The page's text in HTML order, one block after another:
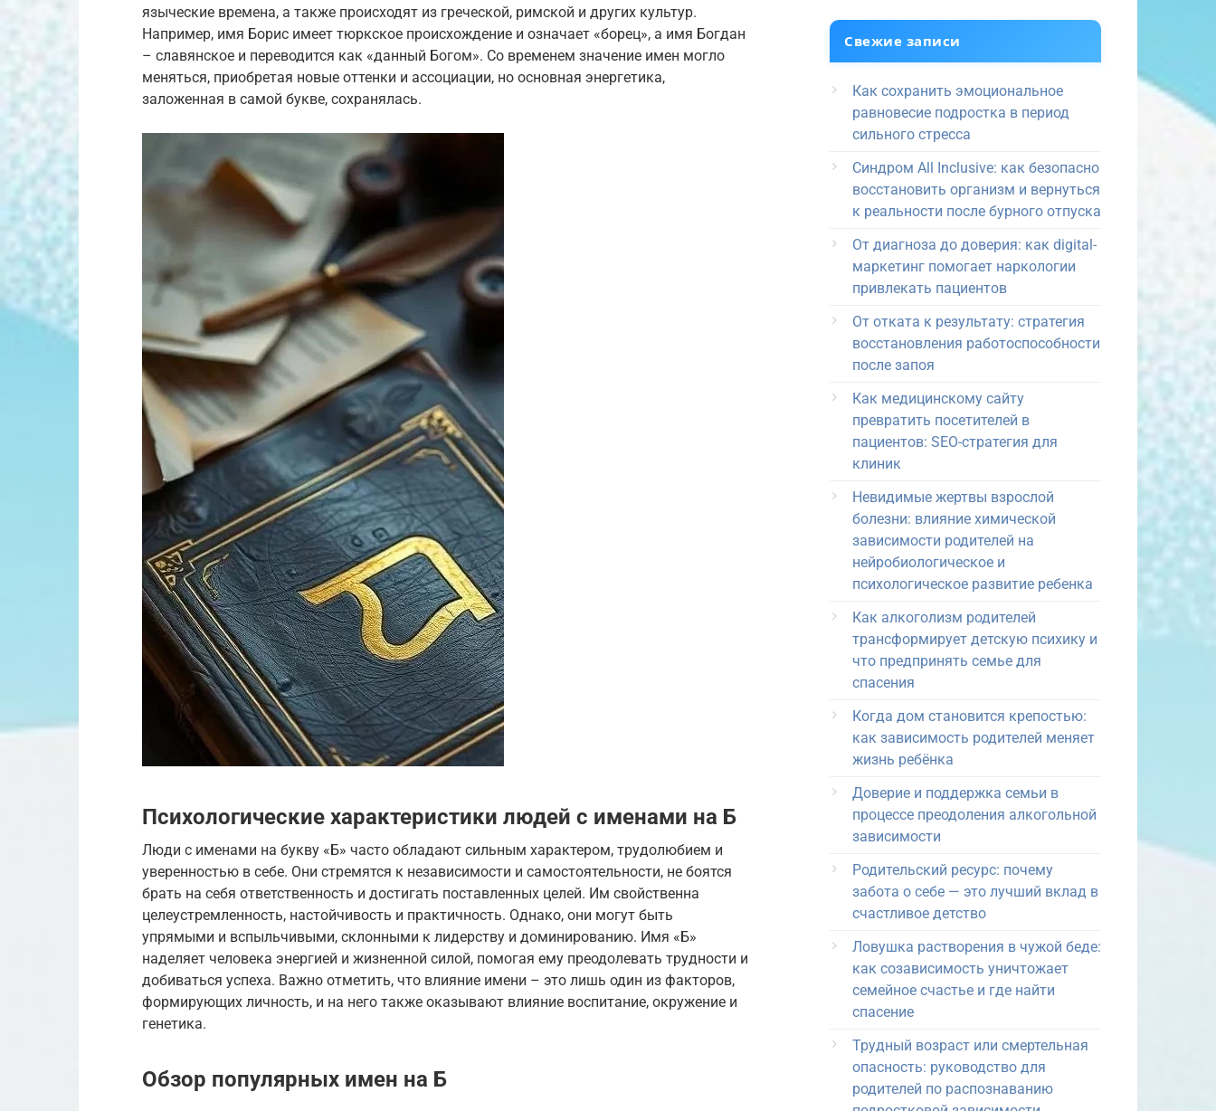
языческие времена, а также происходят из греческой, римской и других культур.
Например, имя Борис имеет тюркское происхождение и означает «борец», а имя Богдан
– славянское и переводится как «данный Богом». Со временем значение имен могло
меняться, приобретая новые оттенки и ассоциации, но основная энергетика,
заложенная в самой букве, сохранялась.
Психологические характеристики людей с именами на Б
Люди с именами на букву «Б» часто обладают сильным характером, трудолюбием и
уверенностью в себе. Они стремятся к независимости и самостоятельности, не боятся
брать на себя ответственность и достигать поставленных целей. Им свойственна
целеустремленность, настойчивость и практичность. Однако, они могут быть
упрямыми и вспыльчивыми, склонными к лидерству и доминированию. Имя «Б»
наделяет человека энергией и жизненной силой, помогая ему преодолевать трудности и
добиваться успеха. Важно отметить, что влияние имени – это лишь один из факторов,
формирующих личность, и на него также оказывают влияние воспитание, окружение и
генетика.
Обзор популярных имен на Б
Свежие записи
Как сохранить эмоциональное
равновесие подростка в период
сильного стресса
Синдром All Inclusive: как безопасно
восстановить организм и вернуться
к реальности после бурного отпуска
От диагноза до доверия: как digital-
маркетинг помогает наркологии
привлекать пациентов
От отката к результату: стратегия
восстановления работоспособности
после запоя
Как медицинскому сайту
превратить посетителей в
пациентов: SEO-стратегия для
клиник
Невидимые жертвы взрослой
болезни: влияние химической
зависимости родителей на
нейробиологическое и
психологическое развитие ребенка
Как алкоголизм родителей
трансформирует детскую психику и
что предпринять семье для
спасения
Когда дом становится крепостью:
как зависимость родителей меняет
жизнь ребёнка
Доверие и поддержка семьи в
процессе преодоления алкогольной
зависимости
Родительский ресурс: почему
забота о себе — это лучший вклад в
счастливое детство
Ловушка растворения в чужой беде:
как созависимость уничтожает
семейное счастье и где найти
спасение
Трудный возраст или смертельная
опасность: руководство для
родителей по распознаванию